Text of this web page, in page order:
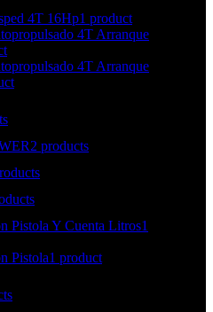
4T 16Hp1 product
4T Arranque
4T Arranque
2 products
Pistola Y Cuenta Litros1
Pistola1 product